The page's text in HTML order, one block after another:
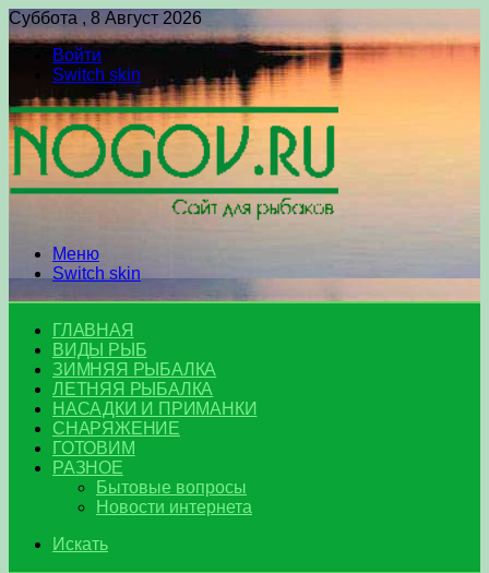
Суббота , 8 Август 2026
Войти
Switch skin
Меню
Switch skin
ГЛАВНАЯ
ВИДЫ РЫБ
ЗИМНЯЯ РЫБАЛКА
ЛЕТНЯЯ РЫБАЛКА
НАСАДКИ И ПРИМАНКИ
СНАРЯЖЕНИЕ
ГОТОВИМ
РАЗНОЕ
Бытовые вопросы
Новости интернета
Искать